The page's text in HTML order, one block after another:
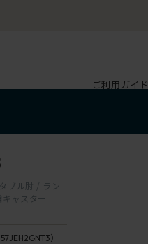
ご利用ガイド
ブル肘 / ラン
ャスター
）